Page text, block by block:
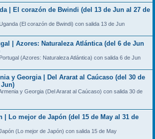
| El corazón de Bwindi (del 13 de Jun al 27 de
(El corazón de Bwindi) con salida 13 de Jun
| Azores: Naturaleza Atlántica (del 6 de Jun
(Azores: Naturaleza Atlántica) con salida 6 de Jun
y Georgia | Del Ararat al Caúcaso (del 30 de
Jun)
y Georgia (Del Ararat al Caúcaso) con salida 30 de
| Lo mejor de Japón (del 15 de May al 31 de
(Lo mejor de Japón) con salida 15 de May